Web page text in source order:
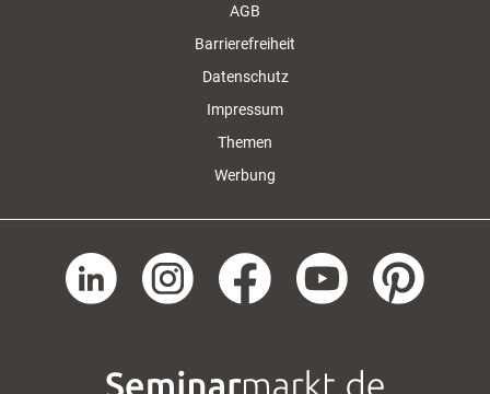
AGB
Barrierefreiheit
Datenschutz
Impressum
Themen
Werbung